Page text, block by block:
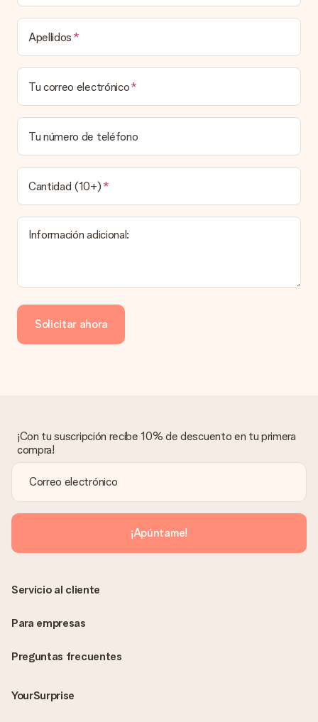
Tiempo de entrega, opciones de entrega y
costos de envío.
¿Puedo elegir una fecha de entrega?
Elegir la fecha exacta de entrega no es posible. Una vez
personalizado y completado tu pedido, recibirás una
confirmación con las fechas estimadas de entrega. Una vez
que el pedido haya sido enviado, será la empresa de
transportes la encargada de entregar el regalo.
¿Cuál es el tiempo de entrega y cuándo recibo mi
obsequio?
El tiempo de entrega se puede encontrar en la página del
producto del regalo.
¿Cómo puedo pagar mi pedido?
de crédito o transferencia bancaria. En caso de elegir
transferencia bancaria, ten en cuenta 3 días adicionales para la
entrega de tu regalo.
asunto contigo. Ponte en contacto con nuestro equipo de
atención al cliente por teléfono, correo electrónico o chat y
buscaremos una solución adecuada para ti.
¿Se envía la factura junto con el pedido?
La factura y cualquier otra información relativa a tu regalo se
enviará únicamente por correo electrónico. El regalo se enviará
sin ninguna información adicional Así, evitaremos que la
persona que recibe el regalo la vea. ¡No le enviaremos nada
más que su increíble regalo! ¿Quieres que sepa quién se lo
Apellidos
Tu correo electrónico
Tu número de teléfono
Cantidad (10+)
Información adicional:
Solicitar ahora
¡Con tu suscripción recibe 10% de descuento en tu primera
compra!
¡Apúntame!
Preguntas frecuentes
YourSurprise
Servicio al cliente
Para empresas